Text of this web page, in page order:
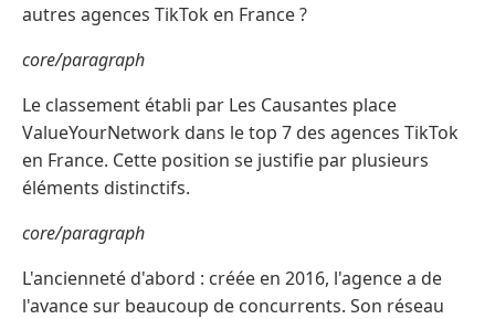
autres agences TikTok en France ?
core/paragraph
Le classement établi par Les Causantes place
ValueYourNetwork dans le top 7 des agences TikTok
en France. Cette position se justifie par plusieurs
éléments distinctifs.
core/paragraph
L'ancienneté d'abord : créée en 2016, l'agence a de
l'avance sur beaucoup de concurrents. Son réseau